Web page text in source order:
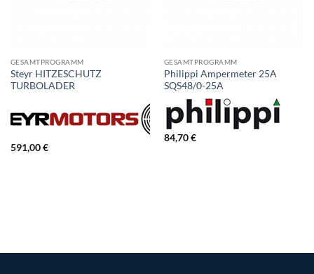
GESAMTPROGRAMM
Steyr HITZESCHUTZ
TURBOLADER
591,00€
GESAMTPROGRAMM
Philippi Ampermeter 25A
SQS48/0-25A
84,70€